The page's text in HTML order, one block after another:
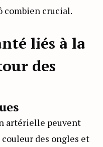
combien crucial.
liés à la
des
artérielle peuvent
des ongles et